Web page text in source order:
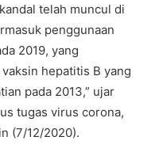
telah muncul di
penggunaan
2019, yang
hepatitis B yang
pada 2013,” ujar
tugas virus corona,
(7/12/2020).